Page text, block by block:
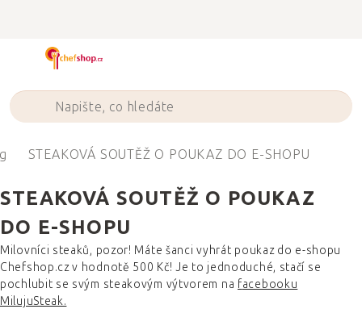
STEAKOVÁ SOUTĚŽ O POUKAZ DO E-SHOPU
STEAKOVÁ SOUTĚŽ O POUKAZ
DO E-SHOPU
Milovníci steaků, pozor! Máte šanci vyhrát poukaz do e-shopu
Chefshop.cz v hodnotě 500 Kč! Je to jednoduché, stačí se
pochlubit se svým steakovým výtvorem na facebooku
MilujuSteak.